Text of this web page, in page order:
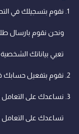
نقوم بتسجيلك في
ونحن نقوم بارسال
تعبي بياناتك
نقوم بتفعيل حسابك في خلال
نساعدك على التعامل
تساعدك على التعامل